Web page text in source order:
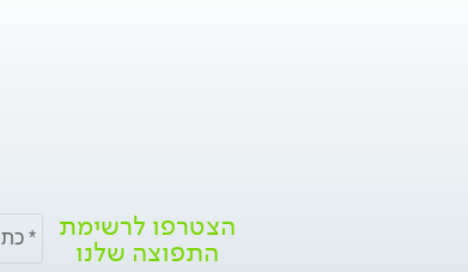
הצטרפו לרשימת
התפוצה שלנו